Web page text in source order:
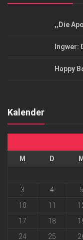
,,Die
Ingwer:
Happy
Kalender
M D M
3
4 5
10
11
17
18
24
25